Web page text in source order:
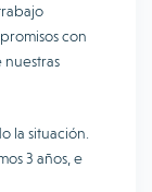
con
la situación.
3 años, e